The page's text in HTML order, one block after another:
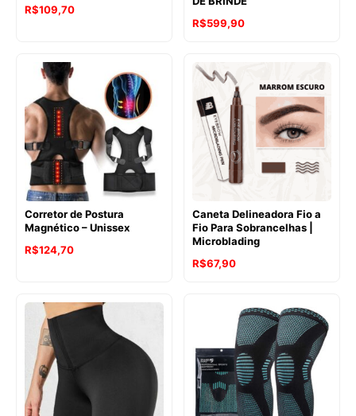
R$109,70
R$599,90
Corretor de Postura
Magnético – Unissex
R$124,70
Caneta Delineadora Fio a
Fio Para Sobrancelhas |
Microblading
R$67,90